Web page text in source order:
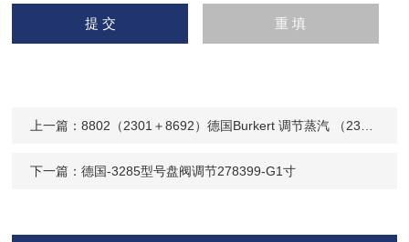
上一篇：8802（2301＋8692）德国Burkert 调节蒸汽 （2301＋8694）
下一篇：德国-3285型号盘阀调节278399-G1寸